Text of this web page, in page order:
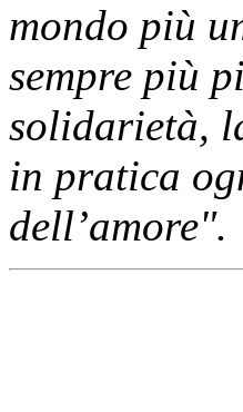
mondo più
sempre più
solidarietà,
in pratica
dell’amore".